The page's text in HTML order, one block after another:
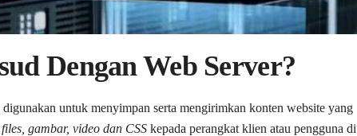
Dengan Web Server?
untuk menyimpan serta mengirimkan konten website yang
gambar, video dan CSS kepada perangkat klien atau pengguna di